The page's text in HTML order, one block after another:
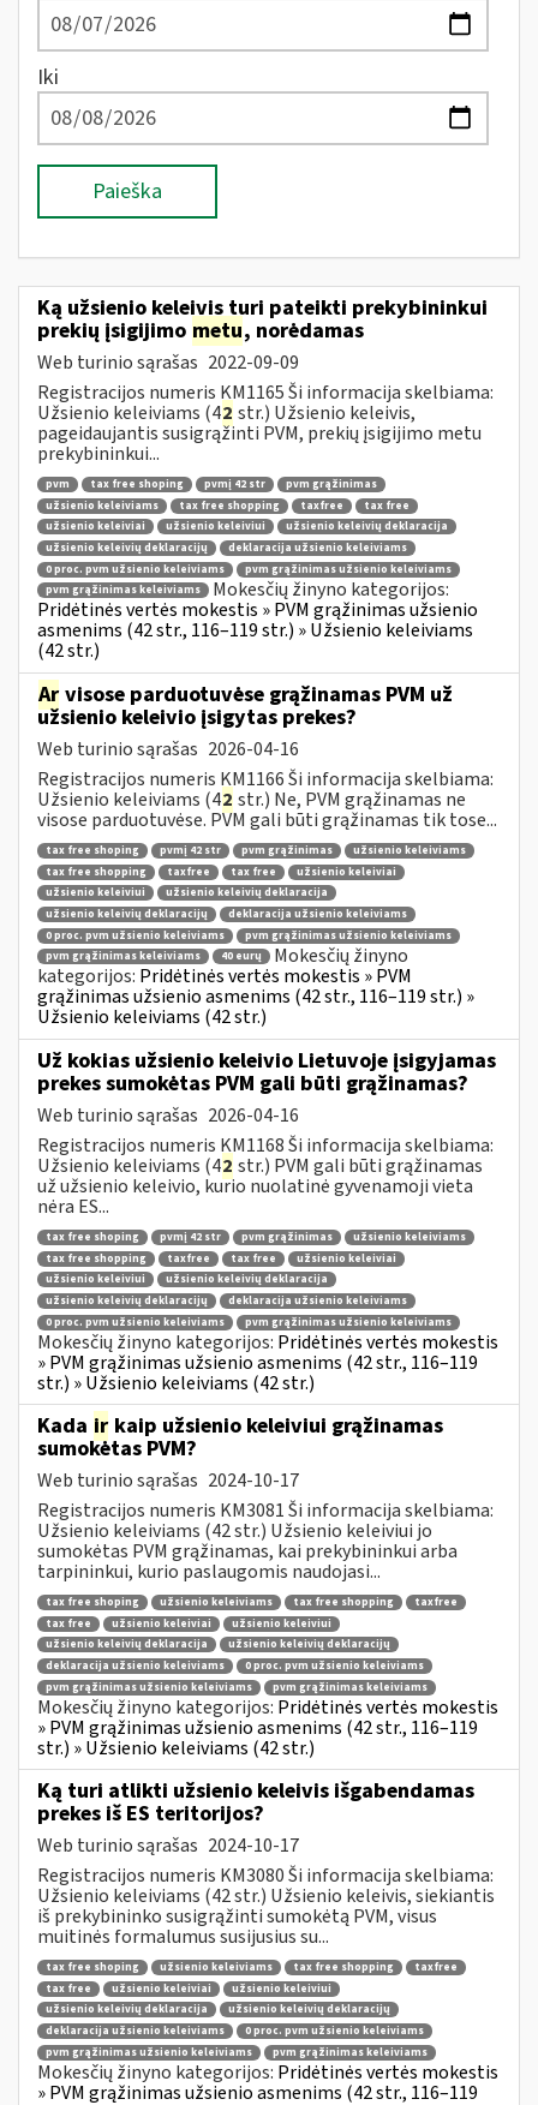
Iki
Paieška
Ką užsienio keleivis turi pateikti prekybininkui
prekių įsigijimo metu, norėdamas
Web turinio sąrašas 2022-09-09
Registracijos numeris KM1165 Ši informacija skelbiama:
Užsienio keleiviams (42 str.) Užsienio keleivis,
pageidaujantis susigrąžinti PVM, prekių įsigijimo metu
prekybininkui...
pvm tax free shoping pvmį 42 str
pvm grąžinimas
užsienio keleiviams
tax free shopping taxfree
tax free
užsienio keleiviai
užsienio keleiviui
užsienio keleivių deklaracija
užsienio keleivių deklaracijų
deklaracija užsienio keleiviams
0 proc. pvm užsienio keleiviams
pvm grąžinimas užsienio keleiviams
pvm grąžinimas keleiviams
Mokesčių žinyno kategorijos:
Pridėtinės vertės mokestis » PVM grąžinimas užsienio
asmenims (42 str., 116–119 str.) » Užsienio keleiviams
(42 str.)
Ar visose parduotuvėse grąžinamas PVM už
užsienio keleivio įsigytas prekes?
Web turinio sąrašas 2026-04-16
Registracijos numeris KM1166 Ši informacija skelbiama:
Užsienio keleiviams (42 str.) Ne, PVM grąžinamas ne
visose parduotuvėse. PVM gali būti grąžinamas tik tose...
tax free shoping pvmį 42 str pvm grąžinimas
užsienio keleiviams
tax free shopping
taxfree tax free
užsienio keleiviai
užsienio keleiviui
užsienio keleivių deklaracija
užsienio keleivių deklaracijų
deklaracija užsienio keleiviams
0 proc. pvm užsienio keleiviams
pvm grąžinimas užsienio keleiviams
pvm grąžinimas keleiviams
40 eurų
Mokesčių žinyno
kategorijos: Pridėtinės vertės mokestis » PVM
grąžinimas užsienio asmenims (42 str., 116–119 str.) »
Užsienio keleiviams (42 str.)
Už kokias užsienio keleivio Lietuvoje įsigyjamas
prekes sumokėtas PVM gali būti grąžinamas?
Web turinio sąrašas 2026-04-16
Registracijos numeris KM1168 Ši informacija skelbiama:
Užsienio keleiviams (42 str.) PVM gali būti grąžinamas
už užsienio keleivio, kurio nuolatinė gyvenamoji vieta
nėra ES...
tax free shoping pvmį 42 str pvm grąžinimas
užsienio keleiviams
tax free shopping
taxfree tax free
užsienio keleiviai
užsienio keleiviui
užsienio keleivių deklaracija
užsienio keleivių deklaracijų
deklaracija užsienio keleiviams
0 proc. pvm užsienio keleiviams
pvm grąžinimas užsienio keleiviams
Mokesčių žinyno kategorijos: Pridėtinės vertės mokestis
» PVM grąžinimas užsienio asmenims (42 str., 116–119
str.) » Užsienio keleiviams (42 str.)
Kada ir kaip užsienio keleiviui grąžinamas
sumokėtas PVM?
Web turinio sąrašas 2024-10-17
Registracijos numeris KM3081 Ši informacija skelbiama:
Užsienio keleiviams (42 str.) Užsienio keleiviui jo
sumokėtas PVM grąžinamas, kai prekybininkui arba
tarpininkui, kurio paslaugomis naudojasi...
tax free shoping užsienio keleiviams tax free shopping
taxfree
tax free
užsienio keleiviai
užsienio keleiviui
užsienio keleivių deklaracija
užsienio keleivių deklaracijų
deklaracija užsienio keleiviams
0 proc. pvm užsienio keleiviams
pvm grąžinimas užsienio keleiviams
pvm grąžinimas keleiviams
Mokesčių žinyno kategorijos: Pridėtinės vertės mokestis
» PVM grąžinimas užsienio asmenims (42 str., 116–119
str.) » Užsienio keleiviams (42 str.)
Ką turi atlikti užsienio keleivis išgabendamas
prekes iš ES teritorijos?
Web turinio sąrašas 2024-10-17
Registracijos numeris KM3080 Ši informacija skelbiama:
Užsienio keleiviams (42 str.) Užsienio keleivis, siekiantis
iš prekybininko susigrąžinti sumokėtą PVM, visus
muitinės formalumus susijusius su...
tax free shoping užsienio keleiviams tax free shopping
taxfree
tax free
užsienio keleiviai
užsienio keleiviui
užsienio keleivių deklaracija
užsienio keleivių deklaracijų
deklaracija užsienio keleiviams
0 proc. pvm užsienio keleiviams
pvm grąžinimas užsienio keleiviams
pvm grąžinimas keleiviams
Mokesčių žinyno kategorijos: Pridėtinės vertės mokestis
» PVM grąžinimas užsienio asmenims (42 str., 116–119